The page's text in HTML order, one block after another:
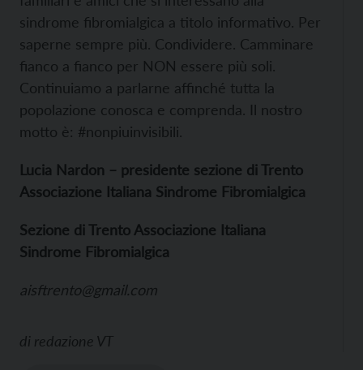
sindrome fibromialgica a titolo informativo. Per
saperne sempre più. Condividere. Camminare
fianco a fianco per NON essere più soli.
Continuiamo a parlarne affinché tutta la
popolazione conosca e comprenda. Il nostro
motto è: #nonpiuinvisibili.
Lucia Nardon – presidente sezione di Trento
Associazione Italiana Sindrome Fibromialgica
Sezione di Trento Associazione Italiana
Sindrome Fibromialgica
aisftrento@gmail.com
di redazione VT